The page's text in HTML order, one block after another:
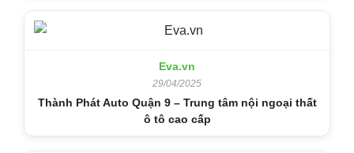
Eva.vn
29/04/2025
Thành Phát Auto Quận 9 – Trung tâm nội ngoại thất
ô tô cao cấp